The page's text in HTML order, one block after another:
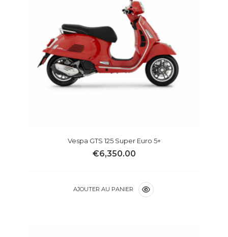
Vespa GTS 125 Super Euro 5+
€6,350.00
AJOUTER AU PANIER